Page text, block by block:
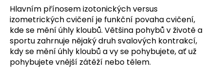
Hlavním přínosem izotonických versus
izometrických cvičení je funkční povaha cvičení,
kde se mění úhly kloubů. Většina pohybů v životě a
sportu zahrnuje nějaký druh svalových kontrakcí,
kdy se mění úhly kloubů a vy se pohybujete, ať už
pohybujete vnější zátěží nebo tělem.